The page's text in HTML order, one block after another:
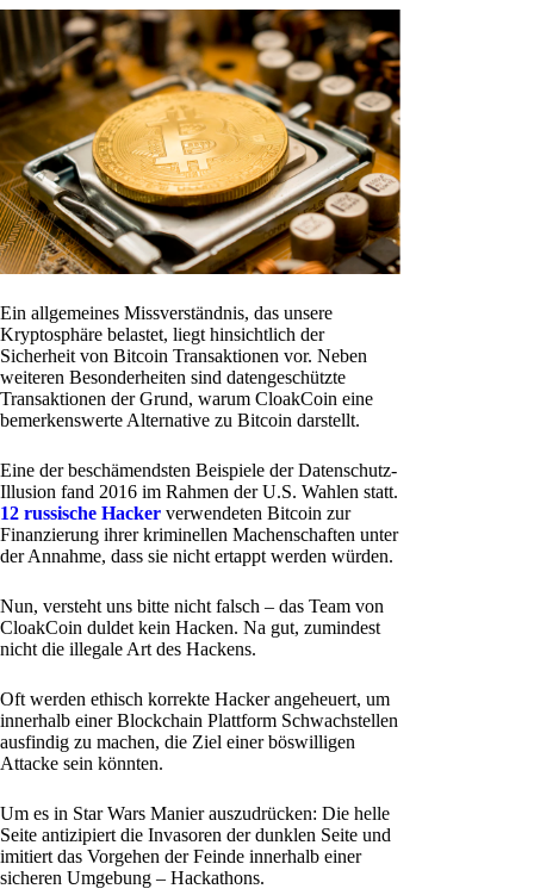
Ein allgemeines Missverständnis, das unsere
Kryptosphäre belastet, liegt hinsichtlich der
Sicherheit von Bitcoin Transaktionen vor. Neben
weiteren Besonderheiten sind datengeschützte
Transaktionen der Grund, warum CloakCoin eine
bemerkenswerte Alternative zu Bitcoin darstellt.
Eine der beschämendsten Beispiele der Datenschutz-
Illusion fand 2016 im Rahmen der U.S. Wahlen statt.
12 russische Hacker verwendeten Bitcoin zur
Finanzierung ihrer kriminellen Machenschaften unter
der Annahme, dass sie nicht ertappt werden würden.
Nun, versteht uns bitte nicht falsch – das Team von
CloakCoin duldet kein Hacken. Na gut, zumindest
nicht die illegale Art des Hackens.
Oft werden ethisch korrekte Hacker angeheuert, um
innerhalb einer Blockchain Plattform Schwachstellen
ausfindig zu machen, die Ziel einer böswilligen
Attacke sein könnten.
Um es in Star Wars Manier auszudrücken: Die helle
Seite antizipiert die Invasoren der dunklen Seite und
imitiert das Vorgehen der Feinde innerhalb einer
sicheren Umgebung – Hackathons.